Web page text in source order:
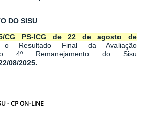
DO SISU
CG PS-ICG de 22 de agosto de
o Resultado Final da Avaliação
do 4º Remanejamento do Sisu
08/2025.
- CP ON-LINE